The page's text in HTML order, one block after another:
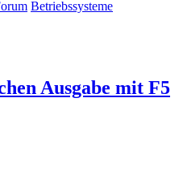
Betriebssysteme
Ausgabe mit F5